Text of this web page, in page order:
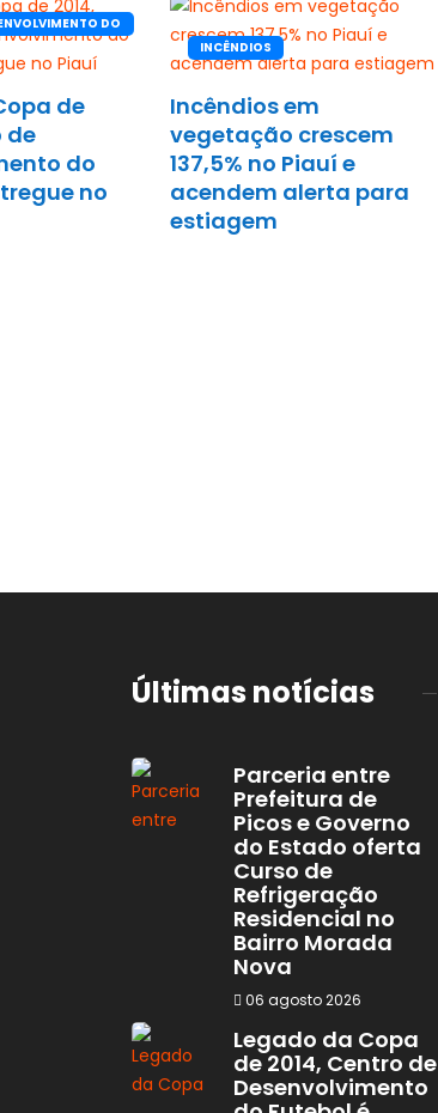
DO
de
de
do
no
INCÊNDIOS
Incêndios em
vegetação crescem
137,5% no Piauí e
acendem alerta para
estiagem
Últimas notícias
Parceria entre
Prefeitura de
Picos e Governo
do Estado oferta
Curso de
Refrigeração
Residencial no
Bairro Morada
Nova
06 agosto 2026
Legado da Copa
de 2014, Centro de
Desenvolvimento